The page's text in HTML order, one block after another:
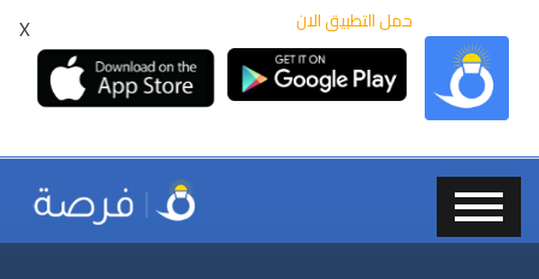
X حمل التطبيق الان